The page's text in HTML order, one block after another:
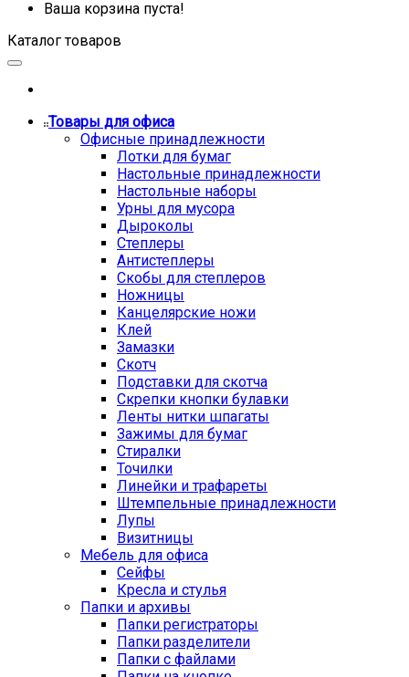
Ваша корзина пуста!
Каталог товаров
Товары для офиса
Офисные принадлежности
Лотки для бумаг
Настольные принадлежности
Настольные наборы
Урны для мусора
Дыроколы
Степлеры
Антистеплеры
Скобы для степлеров
Ножницы
Канцелярские ножи
Клей
Замазки
Скотч
Подставки для скотча
Скрепки кнопки булавки
Ленты нитки шпагаты
Зажимы для бумаг
Стиралки
Точилки
Линейки и трафареты
Штемпельные принадлежности
Лупы
Визитницы
Мебель для офиса
Сейфы
Кресла и стулья
Папки и архивы
Папки регистраторы
Папки разделители
Папки с файлами